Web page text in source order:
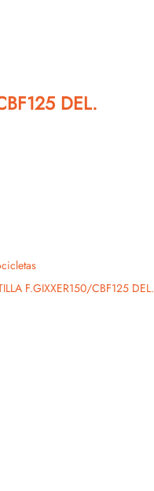
DEL.
F.GIXXER150/CBF125 DEL.